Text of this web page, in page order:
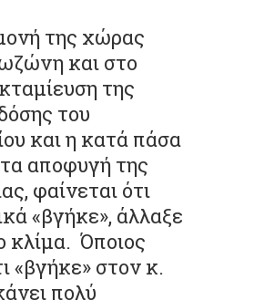
της χώρας
και στο
της
του
και η κατά πάσα
αποφυγή της
φαίνεται ότι
«βγήκε», άλλαξε
κλίμα. Όποιος
«βγήκε» στον κ.
πολύ